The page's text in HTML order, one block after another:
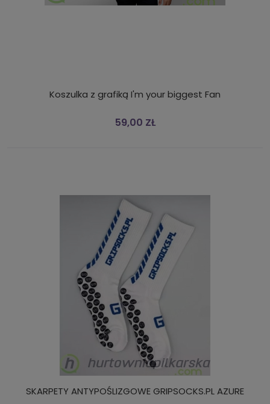
Koszulka z grafiką I'm your biggest Fan
59,00 ZŁ
SKARPETY ANTYPOŚLIZGOWE GRIPSOCKS.PL AZURE